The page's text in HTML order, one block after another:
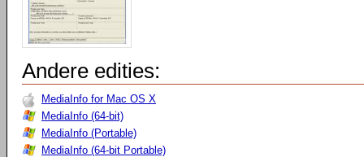
Andere edities:
MediaInfo for Mac OS X
MediaInfo (64-bit)
MediaInfo (Portable)
MediaInfo (64-bit Portable)